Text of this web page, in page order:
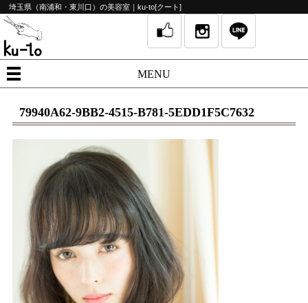
埼玉県（南浦和・東川口）の美容室｜ku-to[クート]
MENU
79940A62-9BB2-4515-B781-5EDD1F5C7632